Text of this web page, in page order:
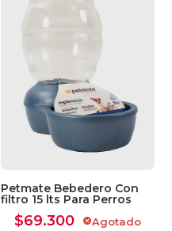
Petmate Bebedero Con
filtro 15 lts Para Perros
$69.300 cancelAgotado